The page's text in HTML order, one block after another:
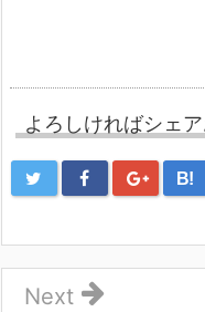
よろしければシェ
B!
Next